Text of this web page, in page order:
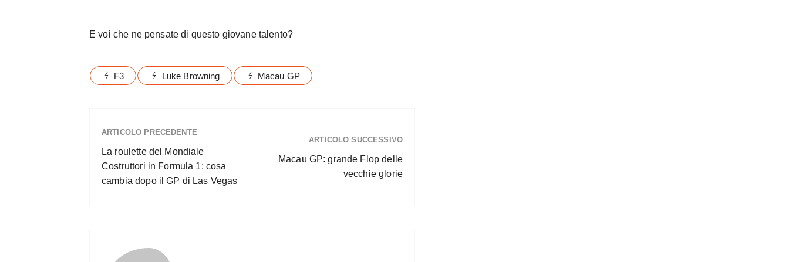
E voi che ne pensate di questo giovane talento?
F3 Luke Browning Macau GP
ARTICOLO PRECEDENTE
La roulette del Mondiale
Costruttori in Formula 1: cosa
cambia dopo il GP di Las Vegas
ARTICOLO SUCCESSIVO
Macau GP: grande Flop delle
vecchie glorie